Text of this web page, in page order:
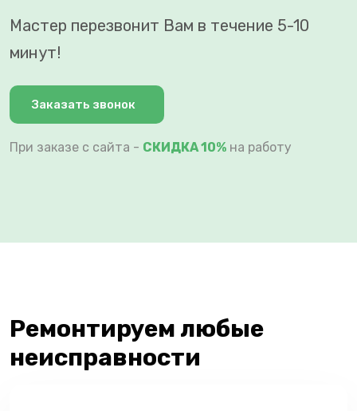
Мастер перезвонит Вам в течение 5-10
минут!
Заказать звонок
При заказе с сайта - СКИДКА 10% на работу
Ремонтируем любые
неисправности